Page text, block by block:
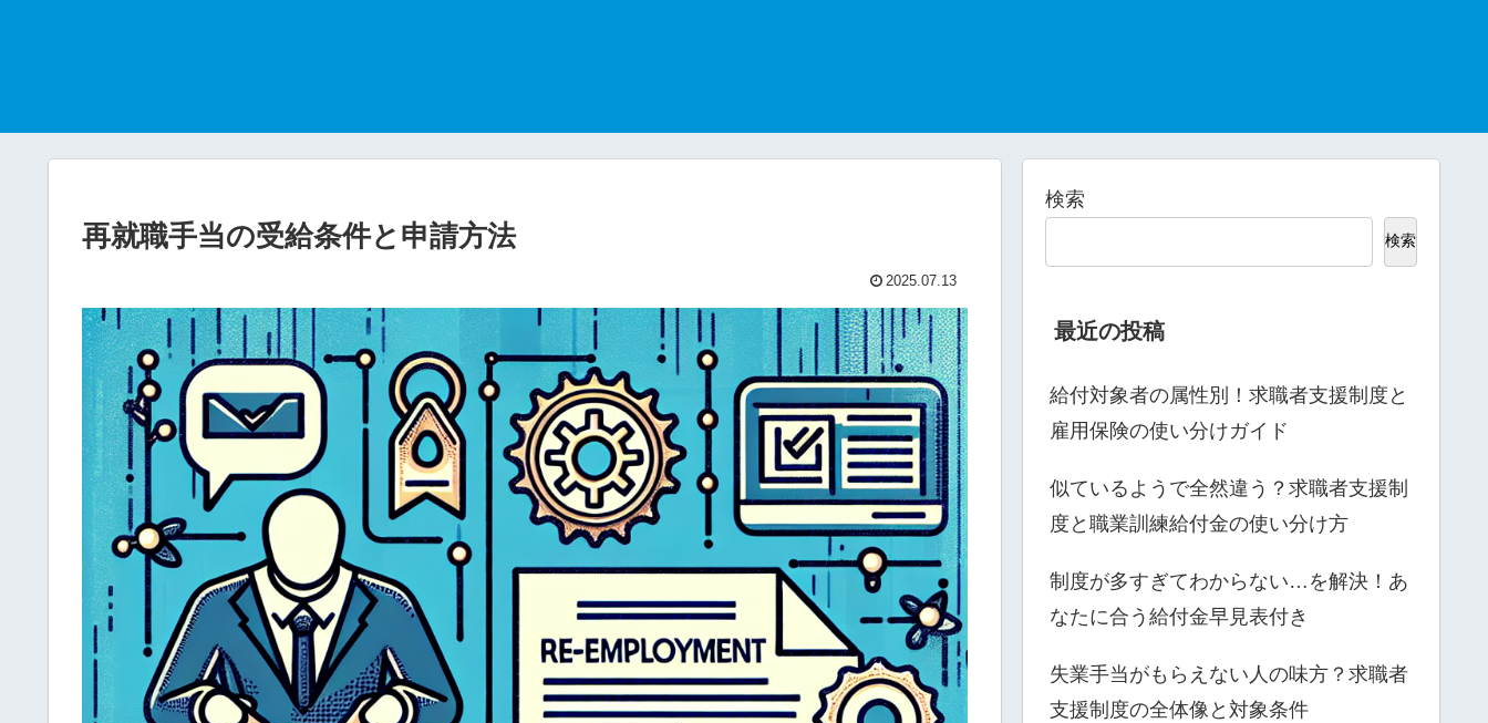
再就職手当の受給条件と申請方法
2025.07.13
検索
検索
最近の投稿
給付対象者の属性別！求職者支援制度と
雇用保険の使い分けガイド
似ているようで全然違う？求職者支援制
度と職業訓練給付金の使い分け方
制度が多すぎてわからない…を解決！あ
なたに合う給付金早見表付き
失業手当がもらえない人の味方？求職者
支援制度の全体像と対象条件